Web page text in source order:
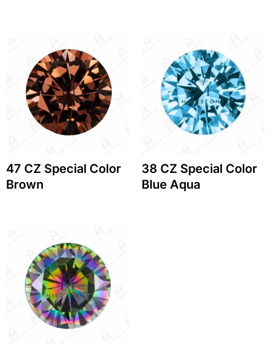
47 CZ Special Color
Brown
38 CZ Special Color
Blue Aqua